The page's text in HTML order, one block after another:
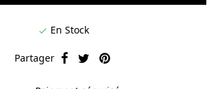
 En Stock
Partager